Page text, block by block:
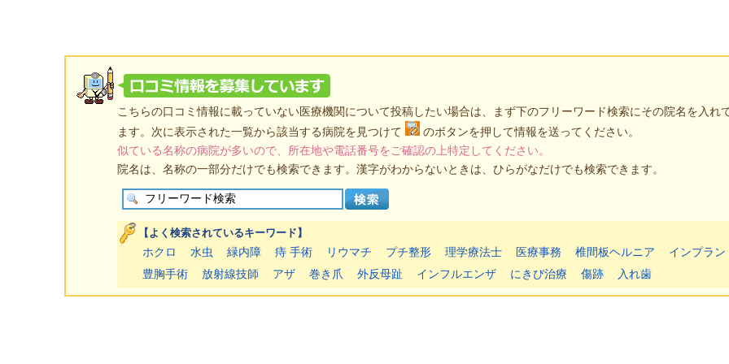
こちらの口コミ情報に載っていない医療機関について投稿したい場合は、まず下のフリーワード検索にその院名を入れ
ます。次に表示された一覧から該当する病院を見つけて
のボタンを押して情報を送ってください。
似ている名称の病院が多いので、所在地や電話番号をご確認の上特定してください。
院名は、名称の一部分だけでも検索できます。漢字がわからないときは、ひらがなだけでも検索できます。
【よく検索されているキーワード】
ホクロ 水虫 緑内障 痔 手術 リウマチ プチ整形 理学療法士 医療事務 椎間板ヘルニア
インプラン
豊胸手術
放射線技師 アザ 巻き爪 外反母趾 インフルエンザ にきび治療 傷跡 入れ歯